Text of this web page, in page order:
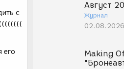
Август
Журнал
02.08.2026
Making
с
его